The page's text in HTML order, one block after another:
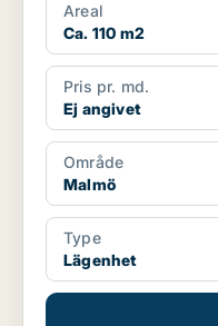
Areal
Ca. 110 m2
Pris pr. md.
Ej angivet
Område
Malmö
Type
Lägenhet